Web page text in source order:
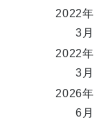
2022年
3月
2022年
3月
2026年
6月